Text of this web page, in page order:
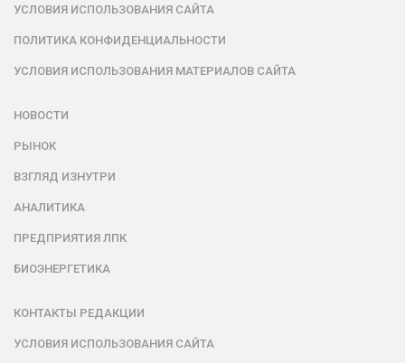
УСЛОВИЯ ИСПОЛЬЗОВАНИЯ САЙТА
ПОЛИТИКА КОНФИДЕНЦИАЛЬНОСТИ
УСЛОВИЯ ИСПОЛЬЗОВАНИЯ МАТЕРИАЛОВ САЙТА
НОВОСТИ
РЫНОК
ВЗГЛЯД ИЗНУТРИ
АНАЛИТИКА
ПРЕДПРИЯТИЯ ЛПК
БИОЭНЕРГЕТИКА
КОНТАКТЫ РЕДАКЦИИ
УСЛОВИЯ ИСПОЛЬЗОВАНИЯ САЙТА